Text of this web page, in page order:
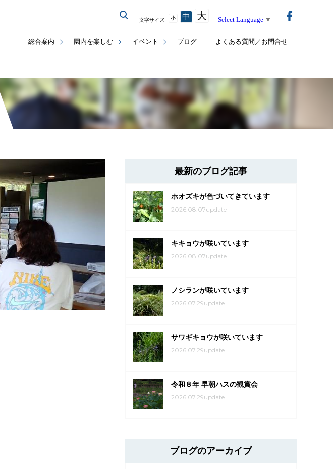
総合案内 園内を楽しむ イベント ブログ よくある質問／お問合せ
文字サイズ 小 中 大 Select Language ▼
最新のブログ記事
ホオズキが色づいてきています
2026.08.07update
キキョウが咲いています
2026.08.07update
ノシランが咲いています
2026.07.29update
サワギキョウが咲いています
2026.07.29update
令和８年 早朝ハスの観賞会
2026.07.29update
ブログのアーカイブ